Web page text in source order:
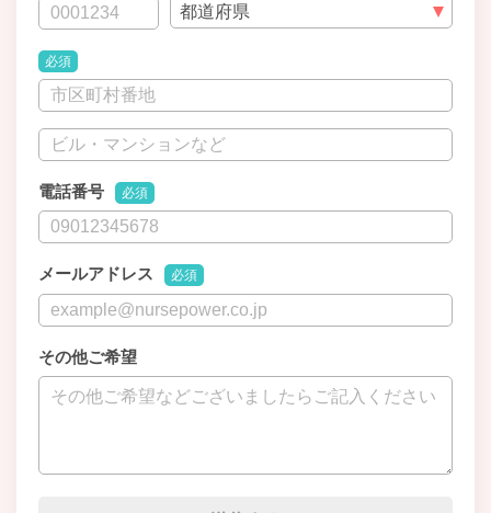
必須
電話番号 必須
メールアドレス 必須
その他ご希望